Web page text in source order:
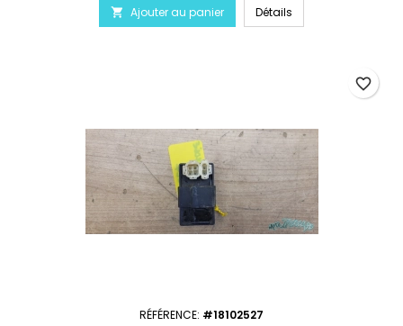
 Ajouter au panier Détails
RÉFÉRENCE: #18102527
favorite_border